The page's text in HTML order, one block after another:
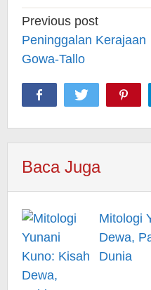
Post
navigation
Previous post
Peninggalan Kerajaan
Gowa-Tallo
Baca Juga
Mitologi
Dewa,
Dunia